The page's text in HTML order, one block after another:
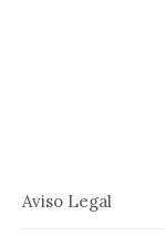
Aviso Legal